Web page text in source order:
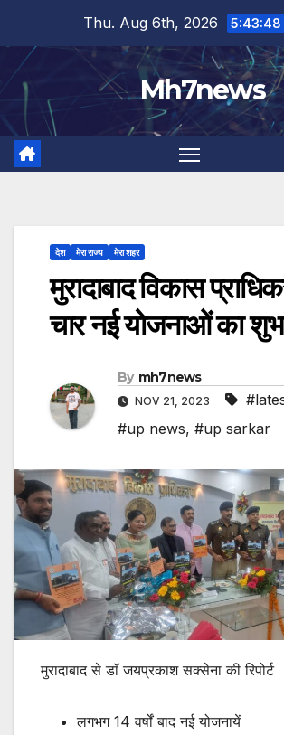
content
Thu. Aug 6th, 2026 5:43:48
Mh7news
देश मेरा राज्य मेरा शहर
मुरादाबाद विकास
चार नई योजनाओं का
By mh7news
NOV 21, 2023
#up news, #up sarkar
मुरादाबाद से डाॅ जयप्रकाश सक्सेना की रिपोर्ट
लगभग 14 वर्षों बाद नई योजनायें